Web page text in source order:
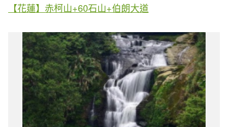
【花蓮】赤柯山+60石山+伯朗大道